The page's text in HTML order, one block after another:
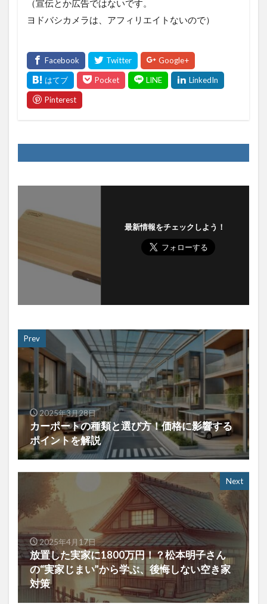
（宣伝とか広告ではないです。
ヨドバシカメラは、アフィリエイトないので）
最新情報をチェックしよう！
Prev
2025年3月28日
カーポートの種類と選び方！価格に影響する
ポイントを解説
Next
2025年4月17日
放置した実家に1800万円！？松本明子さん
の“実家じまい”から学ぶ、後悔しない空き家
対策